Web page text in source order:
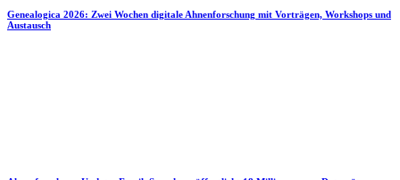
Genealogica 2026: Zwei Wochen digitale Ahnenforschung mit Vorträgen, Workshops und
Austausch